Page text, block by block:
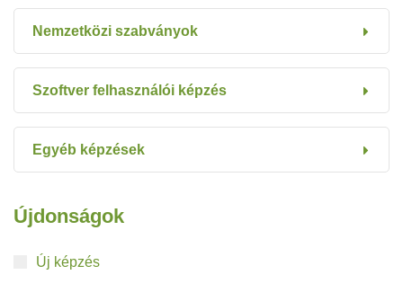
Nemzetközi szabványok
Szoftver felhasználói képzés
Egyéb képzések
Újdonságok
Új képzés